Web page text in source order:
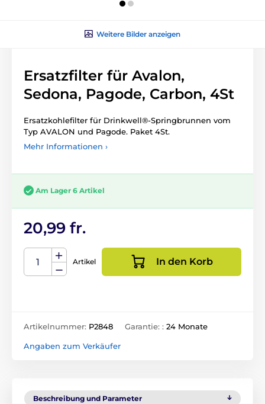
Weitere Bilder anzeigen
Ersatzfilter für Avalon,
Sedona, Pagode, Carbon, 4St
Ersatzkohlefilter für Drinkwell®-Springbrunnen vom
Typ AVALON und Pagode. Paket 4St.
Mehr Informationen ›
Am Lager 6 Artikel
20,99 fr.
Artikel In den Korb
Artikelnummer: P2848 Garantie: : 24 Monate
Angaben zum Verkäufer
Beschreibung und Parameter